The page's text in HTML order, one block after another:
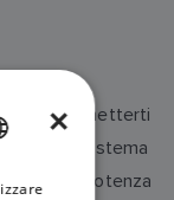
di metterti
nostro sistema
tutta la potenza
×